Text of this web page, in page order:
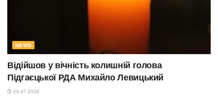
NEWS
Відійшов у вічність колишній голова
Підгаєцької РДА Михайло Левицький
29.07.2026